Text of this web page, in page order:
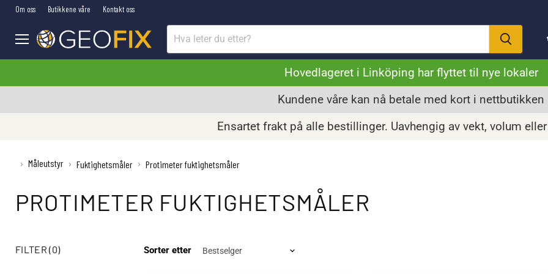
Om oss Butikkene våre Kontakt oss
Meny
Hovedlageret i Linköping har flyttet til nye lokaler
Kundene våre kan nå betale med kort i nettbutikken
Ensartet frakt på alle bestillinger. Uavhengig av vekt, volum
› Måleutstyr › Fuktighetsmåler › Protimeter fuktighetsmåler
PROTIMETER FUKTIGHETSMÅLER
FILTER (0) Sorter etter